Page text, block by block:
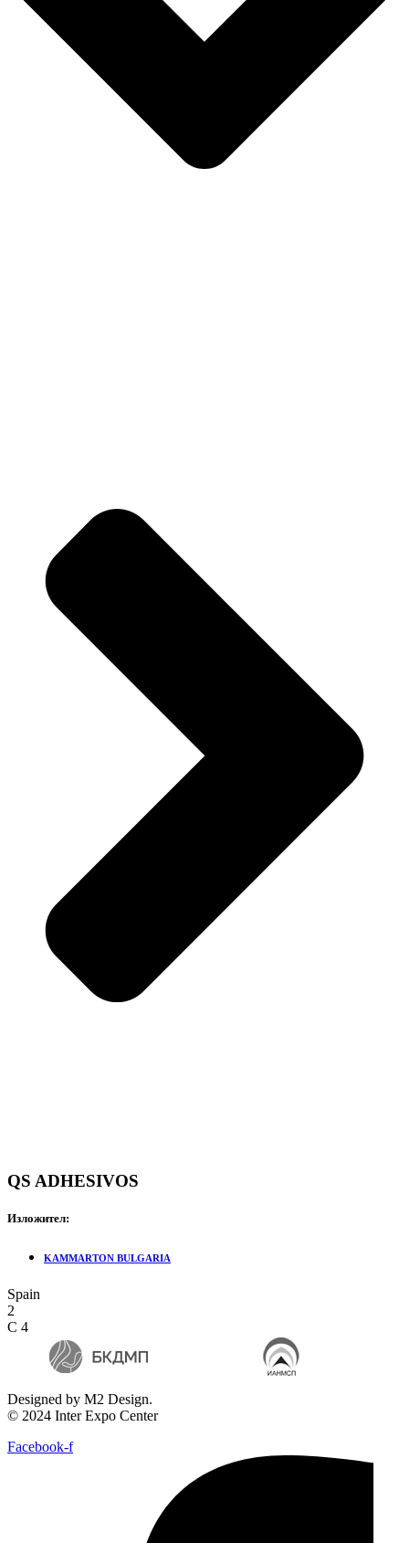
QS ADHESIVOS
Изложител:
KAMMARTON BULGARIA
Spain
2
C 4
Designed by M2 Design.
© 2024 Inter Expo Center
Facebook-f